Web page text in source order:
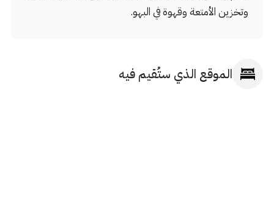
وتخزين الأمتعة وقهوة في البهو.
الموقع الذي ستُقيم فيه